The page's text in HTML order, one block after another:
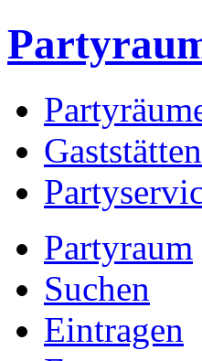
Gaststätten
Partyraum
Suchen
Eintragen